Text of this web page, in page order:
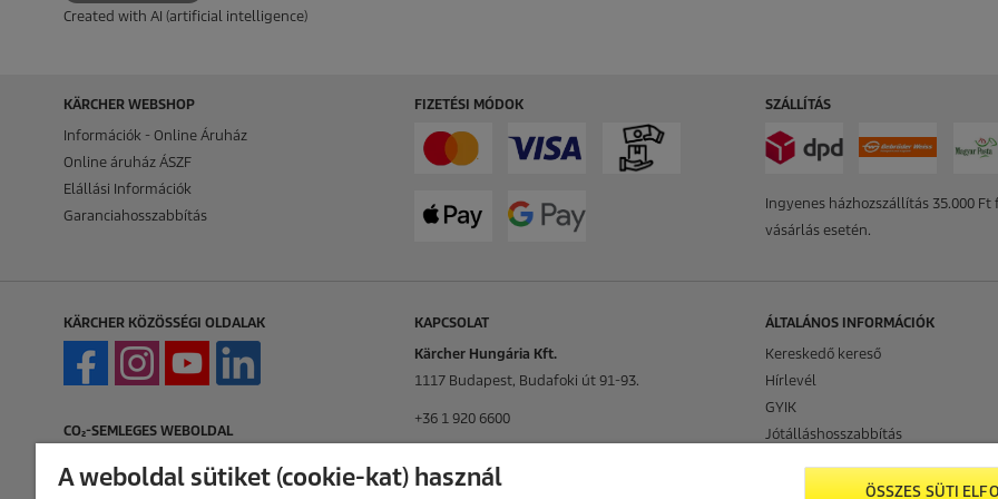
Created with AI (artificial intelligence)
KÄRCHER WEBSHOP
Információk - Online Áruház
Online áruház ÁSZF
Elállási Információk
Garanciahosszabbítás
FIZETÉSI MÓDOK SZÁLLÍTÁS
Ingyenes házhozszállítás 35.000 Ft
vásárlás esetén.
KÄRCHER KÖZÖSSÉGI OLDALAK
CO₂-SEMLEGES WEBOLDAL
KAPCSOLAT
Kärcher Hungária Kft.
1117 Budapest, Budafoki út 91-93.
+36 1 920 6600
ÁLTALÁNOS INFORMÁCIÓK
Kereskedő kereső
Hírlevél
GYIK
Jótálláshosszabbítás
A weboldal sütiket (cookie-kat) használ ÖSSZES SÜTI